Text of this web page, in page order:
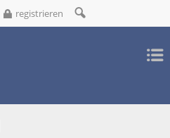
registrieren